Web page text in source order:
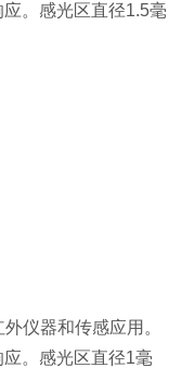
。感光区直径1.5毫
仪器和传感应用。
。感光区直径1毫